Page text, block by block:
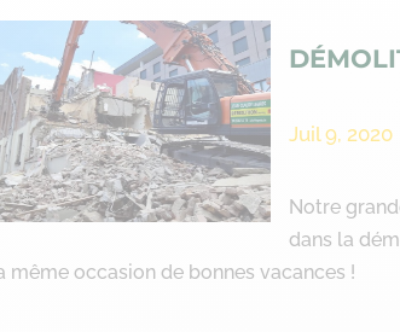
Juil 9, 2020
Notre
dans la
même occasion de bonnes vacances !